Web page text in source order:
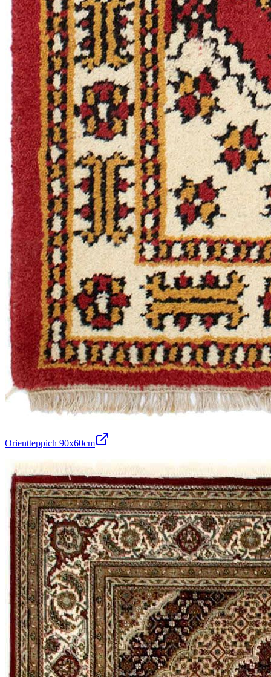
Orientteppich 90x60cm